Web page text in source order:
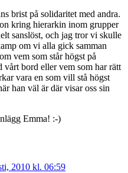
brist på solidaritet med andra.
kring hierarkin inom grupper
sanslöst, och jag tror vi skulle
om vi alla gick samman
vem som står högst på
bord eller vem som har rätt
vara en som vill stå högst
han väl är där visar oss sin
Emma! :-)
2010 kl. 06:59